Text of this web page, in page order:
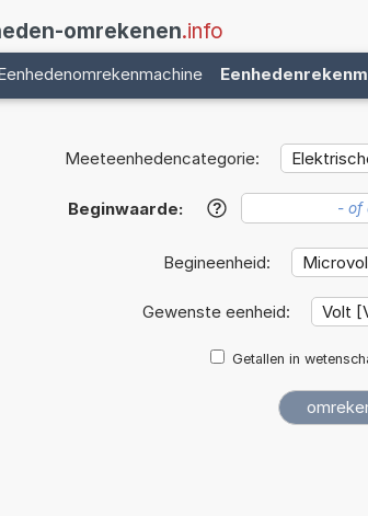
omrekenen.info
Meeteenhedencategorie:
Beginwaarde: ?
Begineenheid:
Gewenste eenheid:
Getallen in